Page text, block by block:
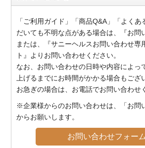
「ご利用ガイド」「商品Q&A」「よく
だいても不明な点がある場合は、『お問
または、『サニーヘルスお問い合わせ専
ト』よりお問い合わせください。
なお、お問い合わせの日時や内容によっ
上げるまでにお時間がかかる場合もござ
お急ぎの場合は、お電話でお問い合わせ
※企業様からのお問い合わせは、「お問
からお願いします。
お問い合わせフォー